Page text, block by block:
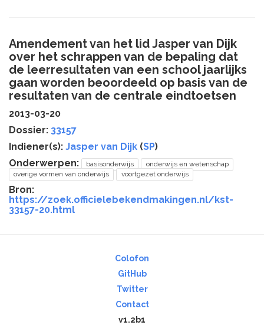
Amendement van het lid Jasper van Dijk
over het schrappen van de bepaling dat
de leerresultaten van een school jaarlijks
gaan worden beoordeeld op basis van de
resultaten van de centrale eindtoetsen
2013-03-20
Dossier: 33157
Indiener(s): Jasper van Dijk (SP)
Onderwerpen:
basisonderwijs
onderwijs en wetenschap
overige vormen van onderwijs
voortgezet onderwijs
Bron:
https://zoek.officielebekendmakingen.nl/kst-
33157-20.html
Colofon
GitHub
Twitter
Contact
v1.2b1